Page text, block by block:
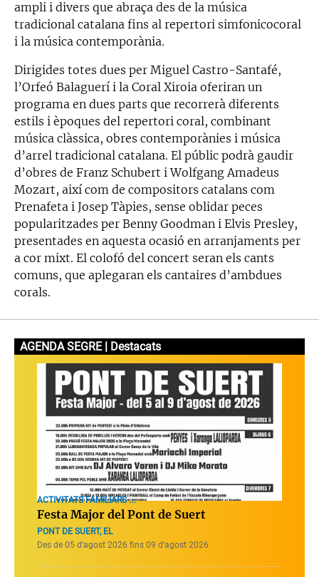
ampli i divers que abraça des de la música
tradicional catalana fins al repertori simfonicocoral
i la música contemporània.
Dirigides totes dues per Miguel Castro-Santafé,
l’Orfeó Balaguerí i la Coral Xiroia oferiran un
programa en dues parts que recorrerà diferents
estils i èpoques del repertori coral, combinant
música clàssica, obres contemporànies i música
d’arrel tradicional catalana. El públic podrà gaudir
d’obres de Franz Schubert i Wolfgang Amadeus
Mozart, així com de compositors catalans com
Prenafeta i Josep Tàpies, sense oblidar peces
popularitzades per Benny Goodman i Elvis Presley,
presentades en aquesta ocasió en arranjaments per
a cor mixt. El colofó del concert seran els cants
comuns, que aplegaran els cantaires d’ambdues
corals.
AGENDA SEGRE | Destacats
ACTIVITATS FAMILIARS ...
Festa Major del Pont de Suert
PONT DE SUERT, EL
Des de 05 d’agost 2026 fins 09 d’agost 2026